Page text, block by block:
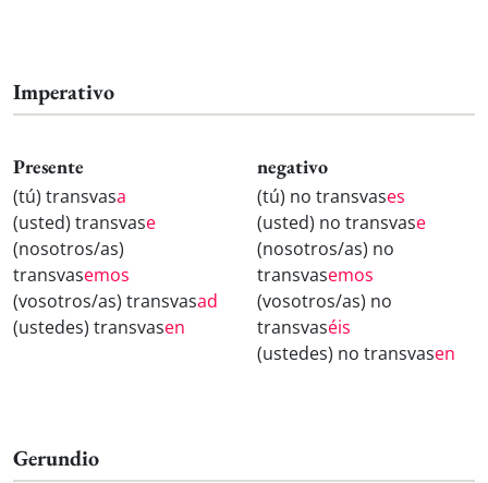
Imperativo
Presente
(tú) transvasa
(usted) transvase
(nosotros/as)
transvasemos
(vosotros/as) transvasad
(ustedes) transvasen
negativo
(tú) no transvases
(usted) no transvase
(nosotros/as) no
transvasemos
(vosotros/as) no
transvaséis
(ustedes) no transvasen
Gerundio